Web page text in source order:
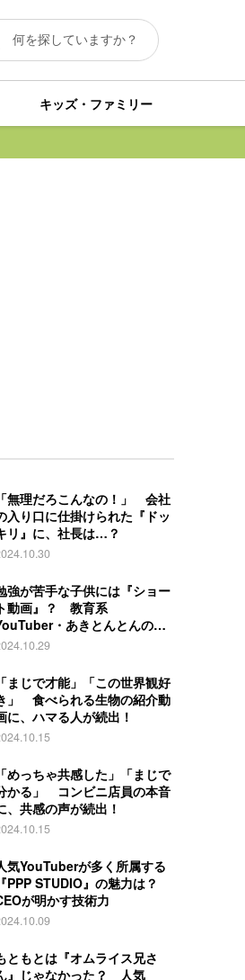
キッズ・ファミリー
「無理だろこんなの！」 会社
入り口に仕掛けられた『ドッ
リ』に、社長は…？
強が苦手な子供には『ショー
ト動画』？ 教育系
・あきとんとんの戦
とは
「まじで才能」「この世界観好
」 食べられる生物の紹介動
に、ハマる人が続出！
「めっちゃ共感した」「まじで
かる」 コンビニ店員の本音
、共感の声が続出！
気YouTuberが多く所属する
『PPP STUDIO』の魅力は？
が明かす技術力
ともとは『オムライス兄さ
』じゃなかった？ 人気